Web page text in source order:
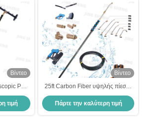
Βίντεο
Pole
πίεσης
ODM
τιμή
Βίντεο
25ft Carbon Fiber υψηλής πίεσης
στύλος για τον καθαρισμό
εξωτερικών κτιρίων απλό
αποτελεσματικό
Πάρτε την καλύτερη τιμή